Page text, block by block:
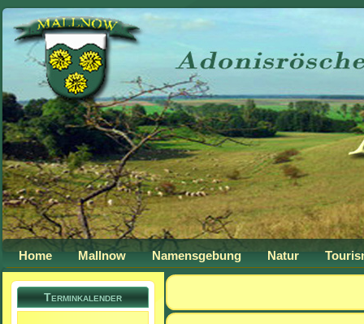
Home Mallnow Namensgebung Natur
Terminkalender